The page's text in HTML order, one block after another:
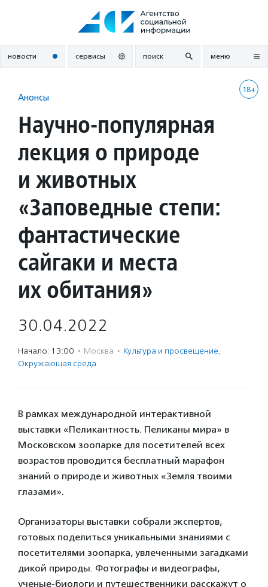
новости сервисы поиск меню
18+
Анонсы
Научно-популярная
лекция о природе
и животных
«Заповедные степи:
фантастические
сайгаки и места
их обитания»
30.04.2022
Начало: 13:00 · Москва · Культура и просвещение,
Окружающая среда
В рамках международной интерактивной
выставки «Пеликантность. Пеликаны мира» в
Московском зоопарке для посетителей всех
возрастов проводится бесплатный марафон
знаний о природе и животных «Земля твоими
глазами».
Организаторы выставки собрали экспертов,
готовых поделиться уникальными знаниями с
посетителями зоопарка, увлеченными загадками
дикой природы. Фотографы и видеографы,
ученые-биологи и путешественники расскажут о